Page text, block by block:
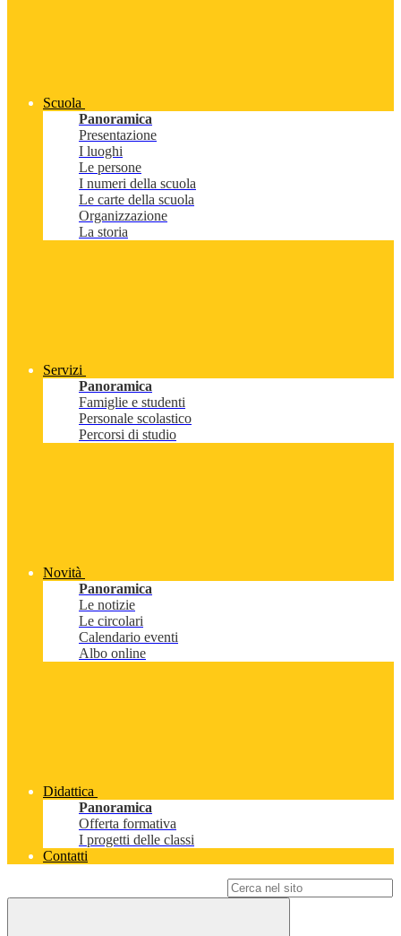
Scuola
Panoramica
Presentazione
I luoghi
Le persone
I numeri della scuola
Le carte della scuola
Organizzazione
La storia
Servizi
Panoramica
Famiglie e studenti
Personale scolastico
Percorsi di studio
Novità
Panoramica
Le notizie
Le circolari
Calendario eventi
Albo online
Didattica
Panoramica
Offerta formativa
I progetti delle classi
Contatti